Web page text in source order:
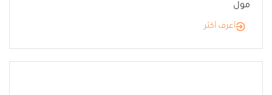
مول
أعرف أكثر